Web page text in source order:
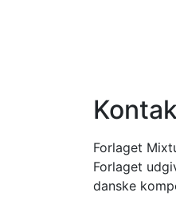
Forlaget
Forlaget
danske